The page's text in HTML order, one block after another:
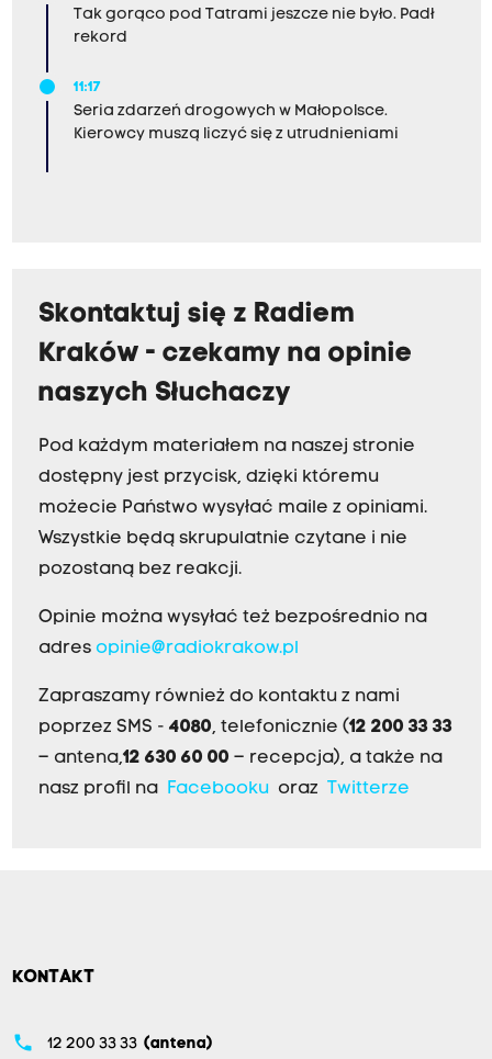
Tak gorąco pod Tatrami jeszcze nie było. Padł
rekord
11:17
Seria zdarzeń drogowych w Małopolsce.
Kierowcy muszą liczyć się z utrudnieniami
Skontaktuj się z Radiem
Kraków - czekamy na opinie
naszych Słuchaczy
Pod każdym materiałem na naszej stronie
dostępny jest przycisk, dzięki któremu
możecie Państwo wysyłać maile z opiniami.
Wszystkie będą skrupulatnie czytane i nie
pozostaną bez reakcji.
Opinie można wysyłać też bezpośrednio na
adres opinie@radiokrakow.pl
Zapraszamy również do kontaktu z nami
poprzez SMS - 4080, telefonicznie (12 200 33 33
– antena,12 630 60 00 – recepcja), a także na
nasz profil na Facebookuoraz Twitterze
KONTAKT
phone 12 200 33 33 (antena)